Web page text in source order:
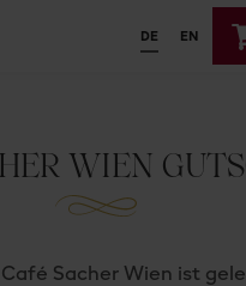
DE EN
WIEN
Café Sacher Wien ist